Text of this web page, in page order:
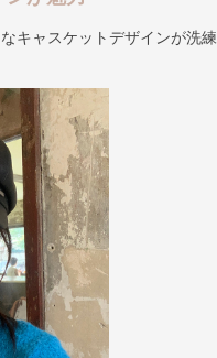
キャスケットデザインが洗練